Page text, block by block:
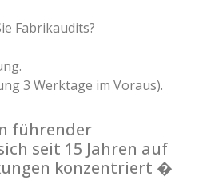
Fabrikaudits?
3 Werktage im Voraus).
führender
seit 15 Jahren auf
konzentriert �